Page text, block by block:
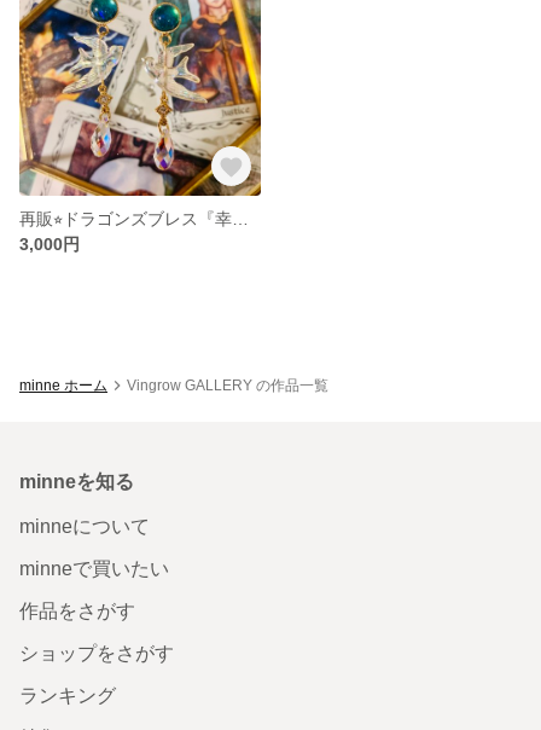
3,000円
minne ホーム Vingrow GALLERY の作品一覧
minneを知る
minneについて
minneで買いたい
作品をさがす
ショップをさがす
ランキング